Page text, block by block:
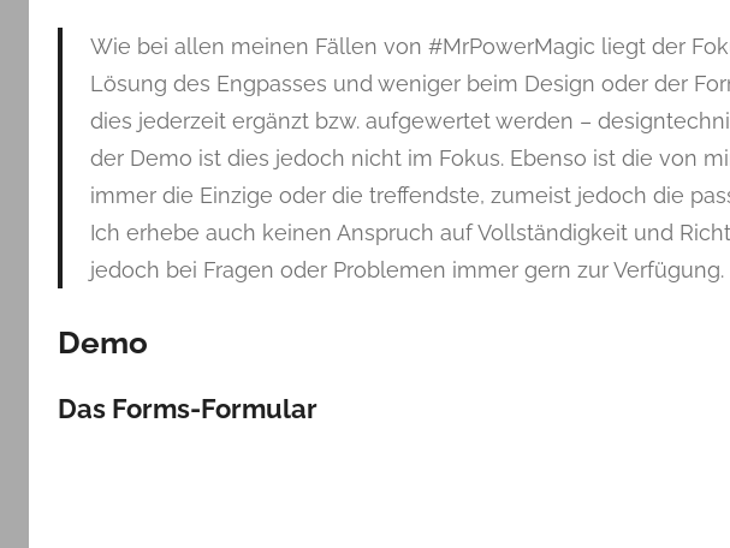
Wie bei allen meinen Fällen von #MrPowerMagic liegt der
Lösung des Engpasses und weniger beim Design oder der
dies jederzeit ergänzt bzw. aufgewertet werden –
der Demo ist dies jedoch nicht im Fokus. Ebenso ist die von
immer die Einzige oder die treffendste, zumeist jedoch die
Ich erhebe auch keinen Anspruch auf Vollständigkeit und
jedoch bei Fragen oder Problemen immer gern zur Verfügung.
Demo
Das Forms-Formular